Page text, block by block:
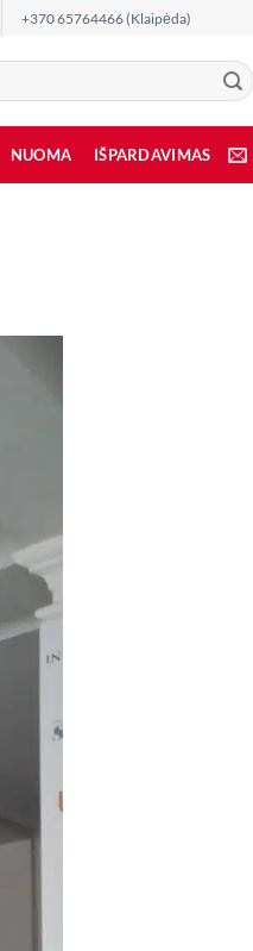
+370 65764466 (Klaipėda)
NUOMA IŠPARDAVIMAS